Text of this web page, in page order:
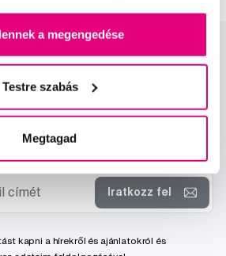
a megengedése
Testre szabás
Megtagad
Iratkozz fel
kapni a hírekről és ajánlatokról és